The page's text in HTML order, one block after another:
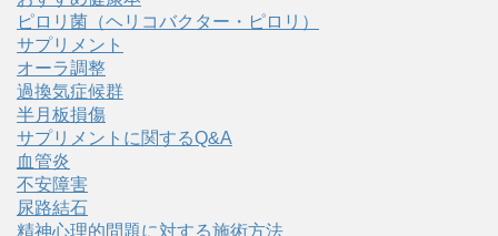
ピロリ菌（ヘリコバクター・ピロリ）
サプリメント
オーラ調整
過換気症候群
半月板損傷
サプリメントに関するQ&A
血管炎
不安障害
尿路結石
精神心理的問題に対する施術方法